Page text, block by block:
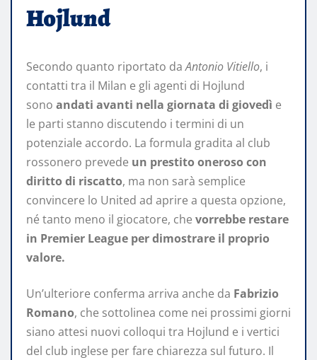
Hojlund
Secondo quanto riportato daAntonio Vitiello, i
contatti tra il Milan e gli agenti di Hojlund
sono andati avanti nella giornata di giovedì e
le parti stanno discutendo i termini di un
potenziale accordo. La formula gradita al club
rossonero prevede un prestito oneroso con
diritto di riscatto, ma non sarà semplice
convincere lo United ad aprire a questa opzione,
né tanto meno il giocatore, che vorrebbe restare
in Premier League per dimostrare il proprio
valore.
Un’ulteriore conferma arriva anche da Fabrizio
Romano, che sottolinea come nei prossimi giorni
siano attesi nuovi colloqui tra Hojlund e i vertici
del club inglese per fare chiarezza sul futuro. Il